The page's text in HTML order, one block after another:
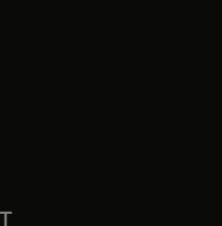
un nouvel onglet